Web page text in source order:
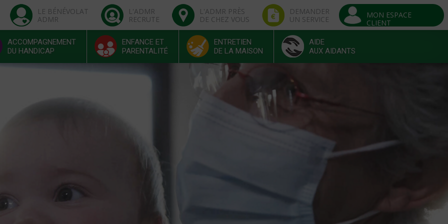
LE BÉNÉVOLAT
ADMR
L'ADMR
RECRUTE
L'ADMR PRÈS
DE CHEZ VOUS
DEMANDER
UN SERVICE
MON ESPACE
CLIENT
ACCOMPAGNEMENT
DU HANDICAP
ENFANCE ET
PARENTALITÉ
ENTRETIEN
DE LA MAISON
AIDE
AUX AIDANTS